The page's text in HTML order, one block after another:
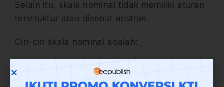
Selain itu, skala nominal tidak memiliki aturan
terstruktur atau disebut abstrak.
Ciri-ciri skala nominal adalah:
tidak dijumlah bilangan pecahan
tidak memiliki ranking